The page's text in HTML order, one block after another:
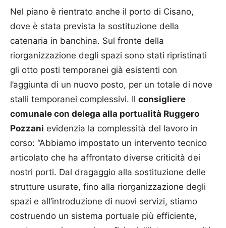
Nel piano è rientrato anche il porto di Cisano,
dove è stata prevista la sostituzione della
catenaria in banchina. Sul fronte della
riorganizzazione degli spazi sono stati ripristinati
gli otto posti temporanei già esistenti con
l’aggiunta di un nuovo posto, per un totale di nove
stalli temporanei complessivi. Il consigliere
comunale con delega alla portualità Ruggero
Pozzani evidenzia la complessità del lavoro in
corso: “Abbiamo impostato un intervento tecnico
articolato che ha affrontato diverse criticità dei
nostri porti. Dal dragaggio alla sostituzione delle
strutture usurate, fino alla riorganizzazione degli
spazi e all’introduzione di nuovi servizi, stiamo
costruendo un sistema portuale più efficiente,